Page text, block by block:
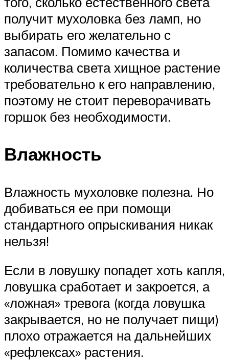
получит мухоловка без ламп, но
выбирать его желательно с
запасом. Помимо качества и
количества света хищное растение
требовательно к его направлению,
поэтому не стоит переворачивать
горшок без необходимости.
Влажность
Влажность мухоловке полезна. Но
добиваться ее при помощи
стандартного опрыскивания никак
нельзя!
Если в ловушку попадет хоть капля,
ловушка сработает и закроется, а
«ложная» тревога (когда ловушка
закрывается, но не получает пищи)
плохо отражается на дальнейших
«рефлексах» растения.